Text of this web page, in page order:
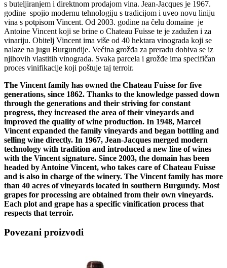
s buteljiranjem i direktnom prodajom vina. Jean-Jacques je 1967.
godine spojio modernu tehnologiju s tradicijom i uveo novu liniju
vina s potpisom Vincent. Od 2003. godine na čelu domaine je
Antoine Vincent koji se brine o Chateau Fuisse te je zadužen i za
vinariju. Obitelj Vincent ima više od 40 hektara vinograda koji se
nalaze na jugu Burgundije. Većina grožđa za preradu dobiva se iz
njihovih vlastitih vinograda. Svaka parcela i grožđe ima specifičan
proces vinifikacije koji poštuje taj terroir.
The Vincent family has owned the Chateau Fuisse for five
generations, since 1862. Thanks to the knowledge passed down
through the generations and their striving for constant
progress, they increased the area of ​​their vineyards and
improved the quality of wine production. In 1948, Marcel
Vincent expanded the family vineyards and began bottling and
selling wine directly. In 1967, Jean-Jacques merged modern
technology with tradition and introduced a new line of wines
with the Vincent signature. Since 2003, the domain has been
headed by Antoine Vincent, who takes care of Chateau Fuisse
and is also in charge of the winery. The Vincent family has more
than 40 acres of vineyards located in southern Burgundy. Most
grapes for processing are obtained from their own vineyards.
Each plot and grape has a specific vinification process that
respects that terroir.
Povezani proizvodi